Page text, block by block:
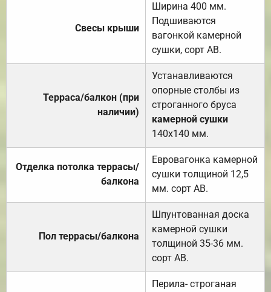
Свесы крыши
Ширина 400 мм.
Подшиваются
вагонкой камерной
сушки, сорт АВ.
Терраса/балкон (при
наличии)
Устанавливаются
опорные столбы из
строганного бруса
камерной сушки
140х140 мм.
Отделка потолка террасы/
балкона
Евровагонка камерной
сушки толщиной 12,5
мм. сорт АВ.
Пол террасы/балкона
Шпунтованная доска
камерной сушки
толщиной 35-36 мм.
сорт АВ.
Перила- строганая